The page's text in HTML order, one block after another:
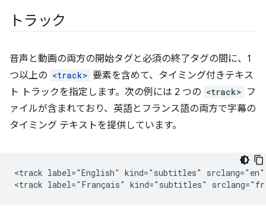
トラック
音声と動画の両方の開始タグと必須の終了タグの間に、1
つ以上の <track> 要素を含めて、タイミング付きテキス
ト トラックを指定します。次の例には 2 つの <track> フ
ァイルが含まれており、英語とフランス語の両方で字幕の
タイミング テキストを提供しています。
<track label="English" kind="subtitles"